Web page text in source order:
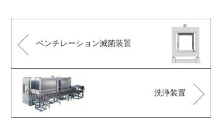
ベンチレーション滅菌装置
洗浄装置